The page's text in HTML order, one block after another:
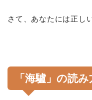
さて、あなたには正し
「海驢」の読